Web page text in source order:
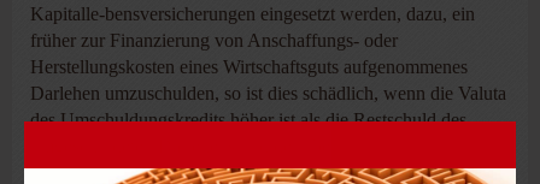
Kapitalle-bensversicherungen eingesetzt werden, dazu, ein
früher zur Finanzierung von Anschaffungs- oder
Herstellungskosten eines Wirtschaftsguts aufgenommenes
Darlehen umzuschulden, so ist dies schädlich, wenn die Valuta
des Umschuldungskredits höher ist als die Restschuld des
einen Bausparvertrag verwendet wird, der eine Verzinsung des